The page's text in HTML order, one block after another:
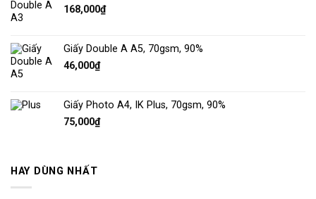
168,000₫
Giấy Double A A5, 70gsm, 90%
46,000₫
Giấy Photo A4, IK Plus, 70gsm, 90%
75,000₫
HAY DÙNG NHẤT